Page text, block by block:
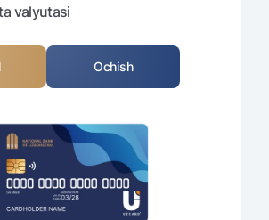
USD
savollar
qidiring
valyutasi
Ochish